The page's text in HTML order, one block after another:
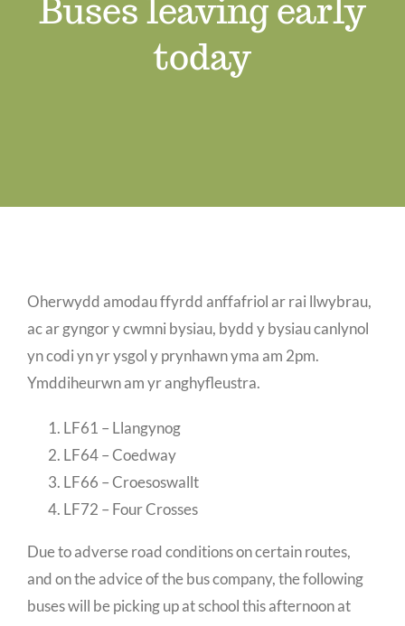
Swyddi Gwag
Buses leaving early
today
Oherwydd amodau ffyrdd anffafriol ar rai llwybrau,
ac ar gyngor y cwmni bysiau, bydd y bysiau canlynol
yn codi yn yr ysgol y prynhawn yma am 2pm.
Ymddiheurwn am yr anghyfleustra.
LF61 – Llangynog
LF64 – Coedway
LF66 – Croesoswallt
LF72 – Four Crosses
Due to adverse road conditions on certain routes,
and on the advice of the bus company, the following
buses will be picking up at school this afternoon at